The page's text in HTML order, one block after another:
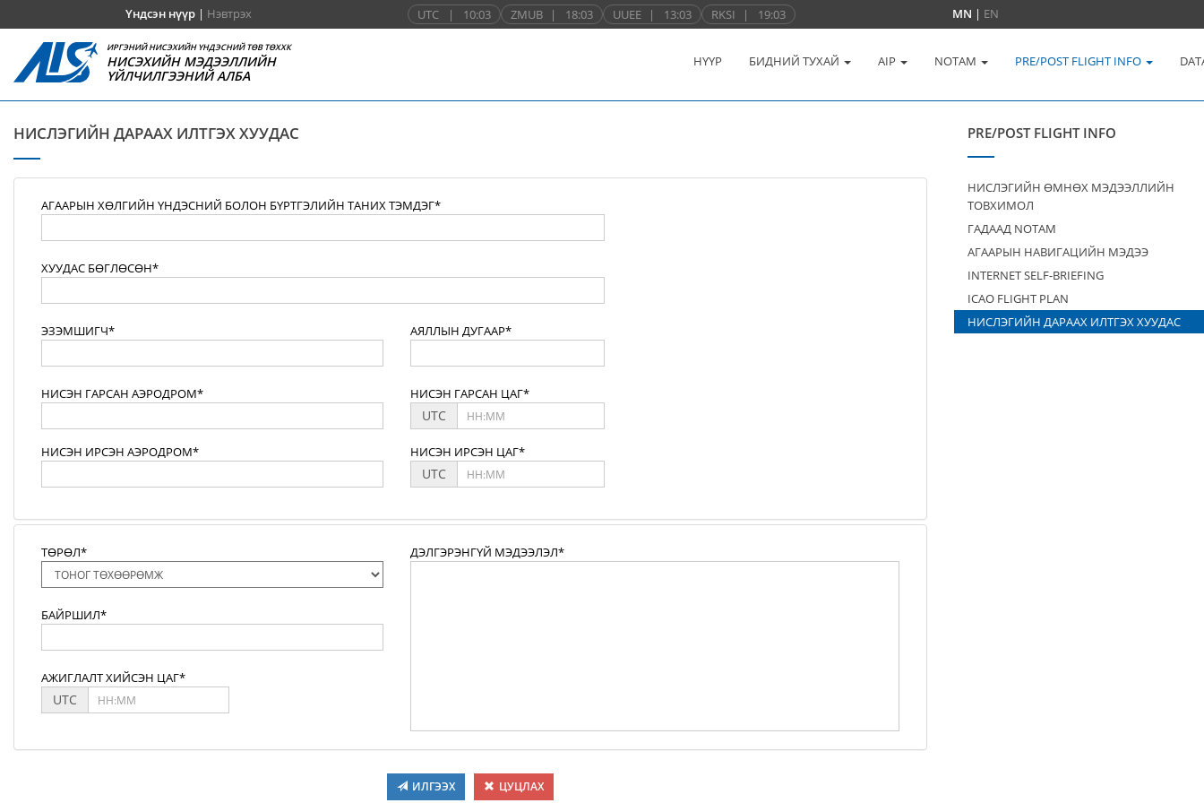
Үндсэн нүүр| Нэвтрэх UTC | 10:03 ZMUB | 18:03 UUEE | 13:03 RKSI | 19:03 MN | EN
ИРГЭНИЙ НИСЭХИЙН ҮНДЭСНИЙ ТӨВ ТӨХХК
НИСЭХИЙН МЭДЭЭЛЛИЙН
ҮЙЛЧИЛГЭЭНИЙ АЛБА
НҮҮР БИДНИЙ ТУХАЙ AIP NOTAM PRE/POST FLIGHT INFO
НИСЛЭГИЙН ДАРААХ ИЛТГЭХ ХУУДАС
АГААРЫН ХӨЛГИЙН ҮНДЭСНИЙ БОЛОН БҮРТГЭЛИЙН ТАНИХ ТЭМДЭГ*
ХУУДАС БӨГЛӨСӨН*
ЭЗЭМШИГЧ* АЯЛЛЫН ДУГААР*
НИСЭН ГАРСАН АЭРОДРОМ* НИСЭН ГАРСАН ЦАГ*
UTC
НИСЭН ИРСЭН АЭРОДРОМ* НИСЭН ИРСЭН ЦАГ*
UTC
ТӨРӨЛ*
БАЙРШИЛ*
АЖИГЛАЛТ ХИЙСЭН ЦАГ*
UTC
ДЭЛГЭРЭНГҮЙ МЭДЭЭЛЭЛ*
ИЛГЭЭХ ЦУЦЛАХ
PRE/POST FLIGHT INFO
НИСЛЭГИЙН ӨМНӨХ МЭДЭЭЛЛИЙН
ТОВХИМОЛ
ГАДААД NOTAM
АГААРЫН НАВИГАЦИЙН МЭДЭЭ
INTERNET SELF-BRIEFING
ICAO FLIGHT PLAN
НИСЛЭГИЙН ДАРААХ ИЛТГЭХ ХУУДАС